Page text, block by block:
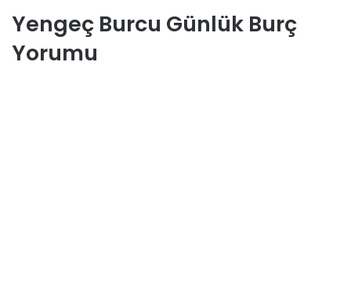
Yengeç Burcu Günlük Burç
Yorumu